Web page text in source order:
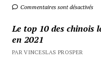
Commentaires sont désactivés
Le top 10 des chinois
en 2021
PAR VINCESLAS PROSPER